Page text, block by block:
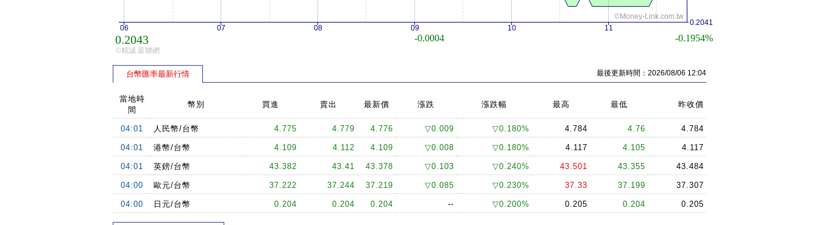
©Money-Link.com.tw
0.2043 -0.0004 -0.1954%
06 07 08 09 10 11
0.2041
©精誠.富聯網
台幣匯率最新行情 最後更新時間：2026/08/06 12:04
當地時
間
幣別 買進 賣出 最新價 漲跌 漲跌幅 最高 最低 昨收價
04:01 人民幣/台幣 4.775 4.779 4.776 ▽0.009 ▽0.180% 4.784 4.76 4.784
04:01 港幣/台幣 4.109 4.112 4.109 ▽0.008 ▽0.180% 4.117 4.105 4.117
04:01 英鎊/台幣 43.382 43.41 43.378 ▽0.103 ▽0.240% 43.501 43.355 43.484
04:00 歐元/台幣 37.222 37.244 37.219 ▽0.085 ▽0.230% 37.33 37.199 37.307
04:00 日元/台幣 0.204 0.204 0.204 -- ▽0.200% 0.205 0.204 0.205